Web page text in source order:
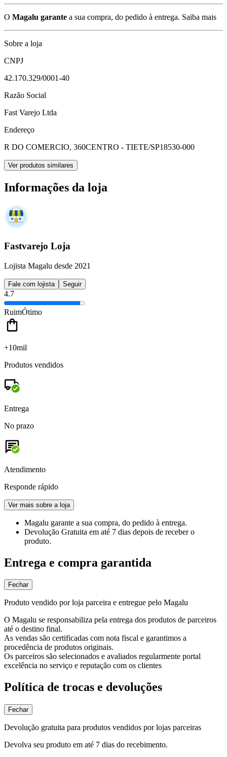
O Magalu garante a sua compra, do pedido à entrega. Saiba mais
Sobre a loja
CNPJ
42.170.329/0001-40
Razão Social
Fast Varejo Ltda
Endereço
R DO COMERCIO, 360CENTRO - TIETE/SP18530-000
Ver produtos similares
Informações da loja
Fastvarejo Loja
Lojista Magalu desde 2021
Fale com lojista Seguir
4.7
RuimÓtimo
+10mil
Produtos vendidos
Entrega
No prazo
Atendimento
Responde rápido
Ver mais sobre a loja
Magalu garante a sua compra, do pedido à entrega.
Devolução Gratuita em até 7 dias depois de receber o
produto.
Entrega e compra garantida
Fechar
Produto vendido por loja parceira e entregue pelo Magalu
O Magalu se responsabiliza pela entrega dos produtos de parceiros
até o destino final.
As vendas são certificadas com nota fiscal e garantimos a
procedência de produtos originais.
Os parceiros são selecionados e avaliados regularmente portal
excelência no serviço e reputação com os clientes
Política de trocas e devoluções
Fechar
Devolução gratuita para produtos vendidos por lojas parceiras
Devolva seu produto em até 7 dias do recebimento.